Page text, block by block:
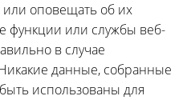
или оповещать об их
функции или службы веб-
в случае
данные, собранные
использованы для